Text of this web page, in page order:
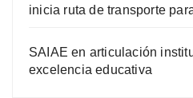
inicia ruta de transporte
SAIAE en articulación
excelencia educativa